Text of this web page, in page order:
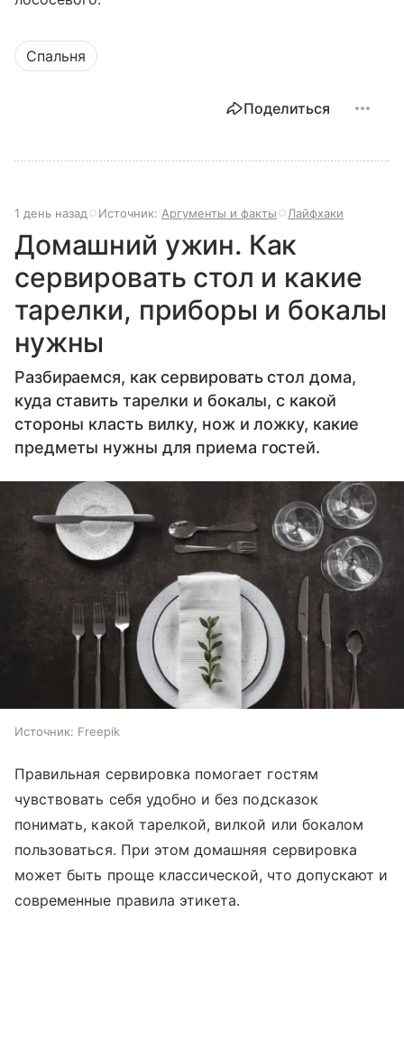
Спальня
Поделиться
1 день назад Источник: Аргументы и факты Лайфхаки
Домашний ужин. Как
сервировать стол и какие
тарелки, приборы и бокалы
нужны
Разбираемся, как сервировать стол дома,
куда ставить тарелки и бокалы, с какой
стороны класть вилку, нож и ложку, какие
предметы нужны для приема гостей.
Источник: Freepik
Правильная сервировка помогает гостям
чувствовать себя удобно и без подсказок
понимать, какой тарелкой, вилкой или бокалом
пользоваться. При этом домашняя сервировка
может быть проще классической, что допускают и
современные правила этикета.